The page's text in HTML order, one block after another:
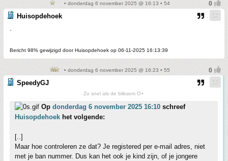
• donderdag 6 november 2025 @ 16:13 • 54
Huisopdehoek
Bericht 98% gewijzigd door Huisopdehoek op 06-11-2025 16:13:39
• donderdag 6 november 2025 @ 16:23 • 55
SpeedyGJ
Zo snel als de bliksem O+
Op donderdag 6 november 2025 16:10 schreef
Huisopdehoek het volgende:
[..]
Maar hoe controleren ze dat? Je registered per e-mail adres, niet
met je ban nummer. Dus kan het ook je kind zijn, of je jongere